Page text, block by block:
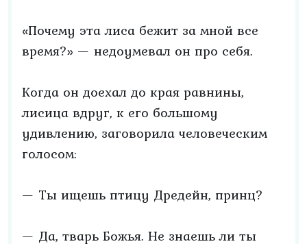
«Почему эта лиса бежит за мной все
время?» — недоумевал он про себя.
Когда он доехал до края равнины,
лисица вдруг, к его большому
удивлению, заговорила человеческим
голосом:
— Ты ищешь птицу Дредейн, принц?
— Да, тварь Божья. Не знаешь ли ты